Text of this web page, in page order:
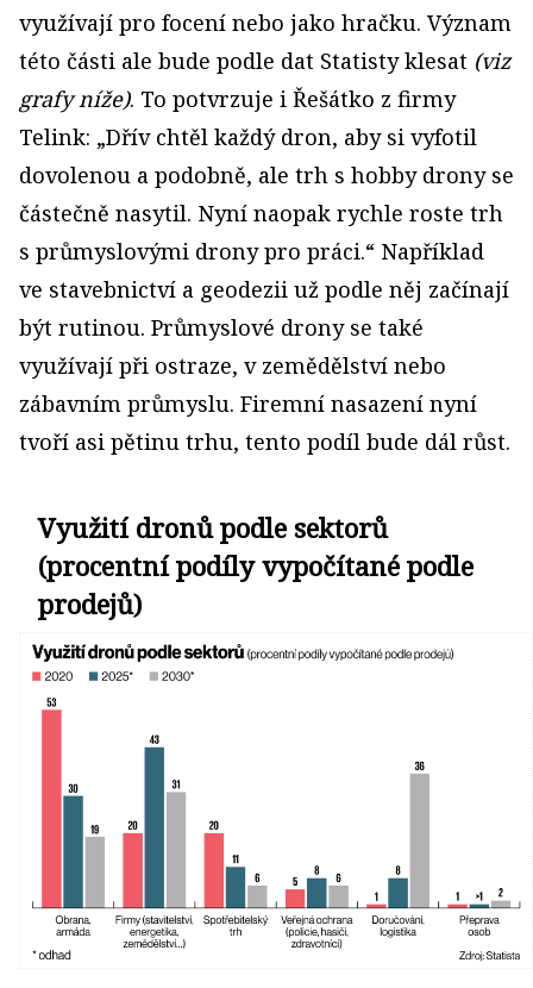
využívají pro focení nebo jako hračku. Význam
této části ale bude podle dat Statisty klesat (viz
grafy níže). To potvrzuje i Řešátko z firmy
Telink: „Dřív chtěl každý dron, aby si vyfotil
dovolenou a podobně, ale trh s hobby drony se
částečně nasytil. Nyní naopak rychle roste trh
s průmyslovými drony pro práci.“ Například
ve stavebnictví a geodezii už podle něj začínají
být rutinou. Průmyslové drony se také
využívají při ostraze, v zemědělství nebo
zábavním průmyslu. Firemní nasazení nyní
tvoří asi pětinu trhu, tento podíl bude dál růst.
Využití dronů podle sektorů
(procentní podíly vypočítané podle
prodejů)